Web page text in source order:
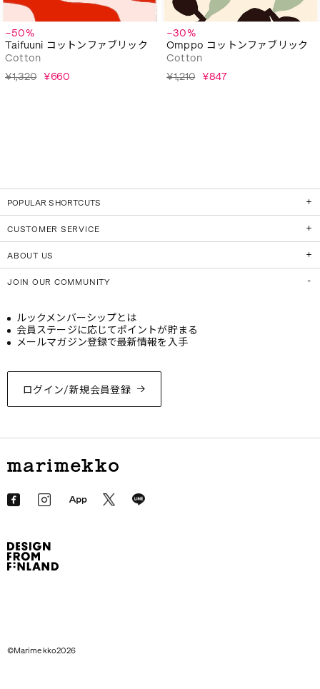
−50%
Taifuuni コットンファブリック
Cotton
¥1,320 ¥660
−30%
Omppo コットンファブリック
Cotton
¥1,210 ¥847
POPULAR SHORTCUTS
CUSTOMER SERVICE
ABOUT US
JOIN OUR COMMUNITY
ログイン/新規会員登録
ルックメンバーシップとは
会員ステージに応じてポイントが貯まる
メールマガジン登録で最新情報を入手
©Marimekko2026